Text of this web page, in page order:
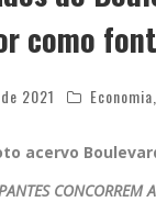
como
2021 Economia
acervo
CONCORREM